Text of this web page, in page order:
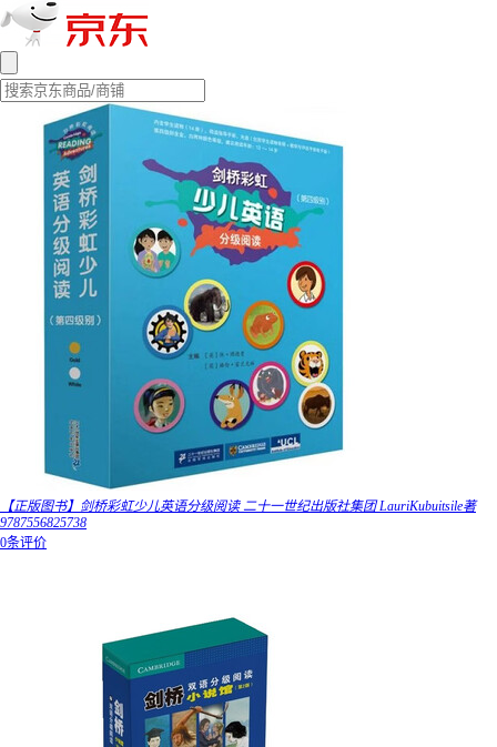
【正版图书】剑桥彩虹少儿英语分级阅读 二十一世纪出版社集团 LauriKubuitsile著
9787556825738
0条评价